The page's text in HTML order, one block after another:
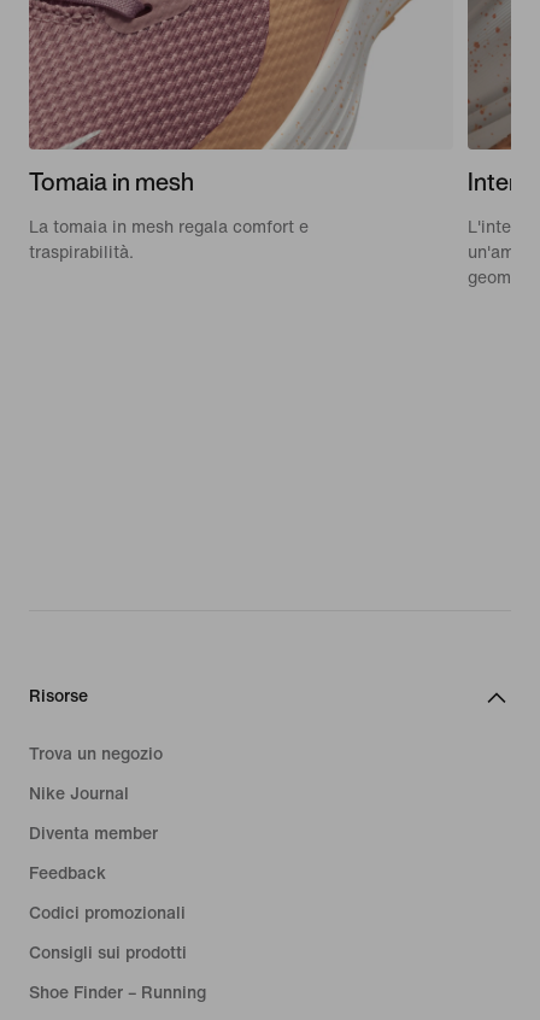
Tomaia in mesh
La tomaia in mesh regala comfort e
traspirabilità.
Risorse
Trova un negozio
Nike Journal
Diventa member
Feedback
Codici promozionali
Consigli sui prodotti
Shoe Finder – Running